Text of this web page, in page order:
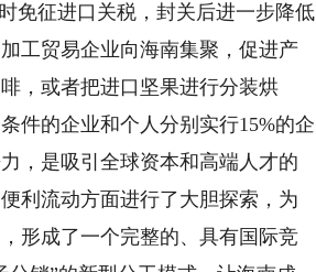
免征进口关税，封关后进一步降低
工贸易企业向海南集聚，促进产
，或者把进口坚果进行分装烘
件的企业和个人分别实行15%的企
，是吸引全球资本和高端人才的
利流动方面进行了大胆探索，为
形成了一个完整的、具有国际竞